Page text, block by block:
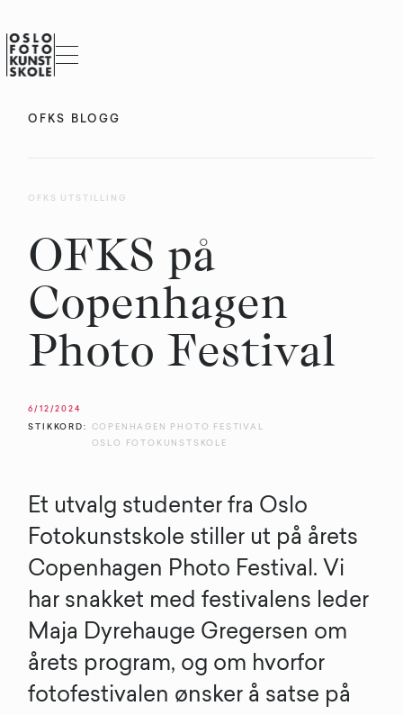
OFKS BLOGG
OFKS UTSTILLING
OFKS på
Copenhagen
Photo Festival
6/12/2024
STIKKORD:
COPENHAGEN PHOTO FESTIVAL
OSLO FOTOKUNSTSKOLE
Et utvalg studenter fra Oslo
Fotokunstskole stiller ut på årets
Copenhagen Photo Festival. Vi
har snakket med festivalens leder
Maja Dyrehauge Gregersen om
årets program, og om hvorfor
fotofestivalen ønsker å satse på